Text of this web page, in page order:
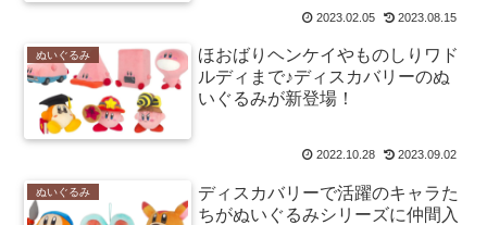
2023.02.05 2023.08.15
ぬいぐるみ
ほおばりヘンケイやものしりワド
ルディまで♪ディスカバリーのぬ
いぐるみが新登場！
2022.10.28 2023.09.02
ぬいぐるみ
ディスカバリーで活躍のキャラた
ちがぬいぐるみシリーズに仲間入